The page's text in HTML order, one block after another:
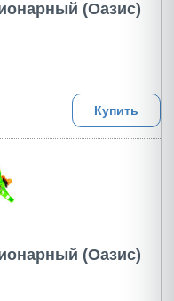
(Оазис)
Купить
(Оазис)